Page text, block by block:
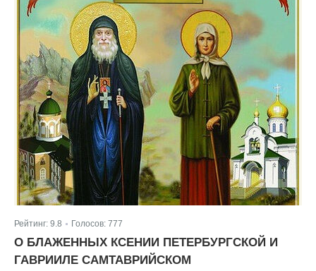
Рейтинг: 9.8 Голосов: 777
О БЛАЖЕННЫХ КСЕНИИ ПЕТЕРБУРГСКОЙ И
ГАВРИИЛЕ САМТАВРИЙСКОМ